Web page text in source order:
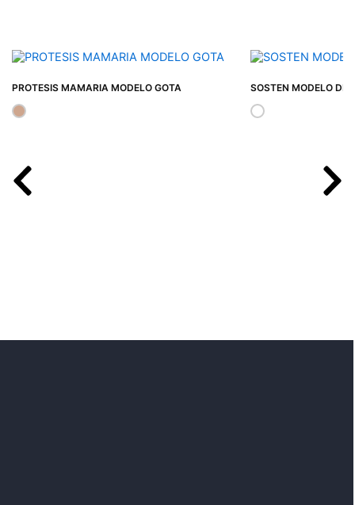
PROTESIS MAMARIA MODELO GOTA SOSTEN MODELO